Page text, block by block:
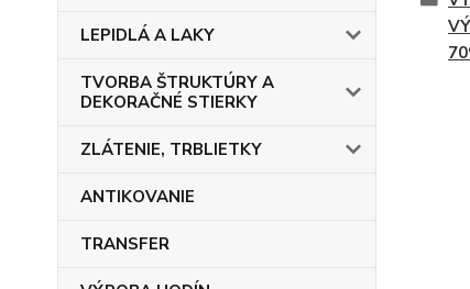
LEPIDLÁ A LAKY
TVORBA ŠTRUKTÚRY A
DEKORAČNÉ STIERKY
ZLÁTENIE, TRBLIETKY
ANTIKOVANIE
TRANSFER